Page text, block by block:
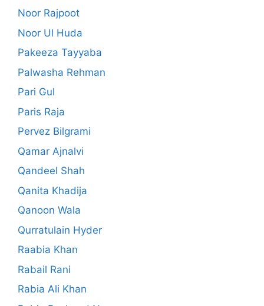
Noor Rajpoot
Noor Ul Huda
Pakeeza Tayyaba
Palwasha Rehman
Pari Gul
Paris Raja
Pervez Bilgrami
Qamar Ajnalvi
Qandeel Shah
Qanita Khadija
Qanoon Wala
Qurratulain Hyder
Raabia Khan
Rabail Rani
Rabia Ali Khan